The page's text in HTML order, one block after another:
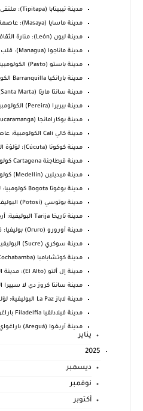
مدينة تيبيتابا (Tipitapa): ملتقى البحيرات وبوابة ا...
مدينة ماسايا (Masaya): عاصمة الفولكلور والجمال الب...
مدينة ليون (León): منارة الثقافة والتاريخ في نيكار...
مدينة ماناجوا (Managua): قلب نيكاراغوا النابض بين...
مدينة باستو (Pasto) الكولومبية: مدينة المفاجآت وع...
مدينة بارانكيا Barranquilla الكولومبية: البوابة ال...
مدينة سانتا مارتا (Santa Marta) الكولومبية: لؤلؤة ...
مدينة بيريرا (Pereira) الكولومبية : لؤلؤة القهوة و...
مدينة بوكارامانجا (Bucaramanga): مدينة الحدائق وعا...
مدينة كالي Cali الكولومبية: عاصمة السالسا ونبض الح...
مدينة كوكوتا (Cúcuta): لؤلؤة الشمال وبوابة كولومب...
مدينة قرطاجنة Cartagena كولومبيا: جوهرة الكاريبي و...
مدينة ميديلين (Medellín) كولومبيا: مدينة الربيع ال...
مدينة بوغوتا Bogota كولومبيا: لؤلؤة الأنديز وأثينا...
مدينة بوتوسي (Potosí) البوليفية: الجبل الغني والمد...
مدينة تاريخا Tarija البوليفية: أرض الكروم والجمال ...
مدينة أورورو (Oruro) بوليفيا: قلب الفلكلور النابض ...
مدينة سوكري (Sucre) البوليفية: المدينة البيضاء وقل...
مدينة كوتشابامبا (Cochabamba) البوليفية: عاصمة الن...
مدينة إل ألتو (El Alto): مدينة السحاب وقلب بوليفي...
مدينة سانتا كروز دي لا سييرا
مدينة لاباز La Paz البوليفية: لؤلؤة الأنديز وأعلى ...
مدينة فيلادلفيا Filadelfia باراغواي: جوهرة التشاكو...
مدينة أريغوا (Areguá) باراغواي: عاصمة الفخار وجمي...
يناير
2025
ديسمبر
نوفمبر
أكتوبر